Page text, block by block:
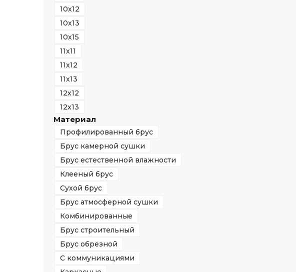
10х12
10х13
10х15
11х11
11х12
11х13
12х12
12х13
Материал
Профилированный брус
Брус камерной сушки
Брус естественной влажности
Клееный брус
Сухой брус
Брус атмосферной сушки
Комбинированные
Брус строительный
Брус обрезной
С коммуникациями